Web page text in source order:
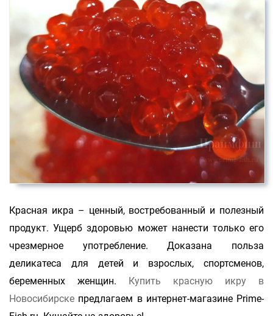
Красная икра – ценный, востребованный и полезный
продукт. Ущерб здоровью может нанести только его
чрезмерное употребление. Доказана польза
деликатеса для детей и взрослых, спортсменов,
беременных женщин. Купить красную икру в
Новосибирске предлагаем в интернет-магазине Prime-